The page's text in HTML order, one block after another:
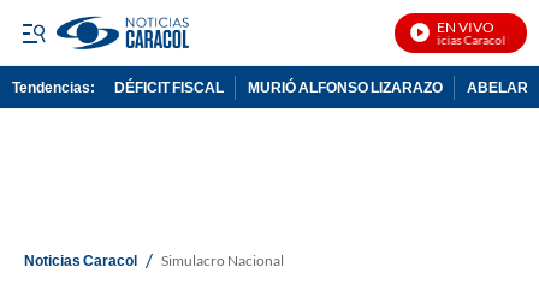
EN VIVO
Noticias Caracol En Vivo
Tendencias: DÉFICIT FISCAL MURIÓ ALFONSO LIZARAZO
Noticias Caracol / Simulacro Nacional